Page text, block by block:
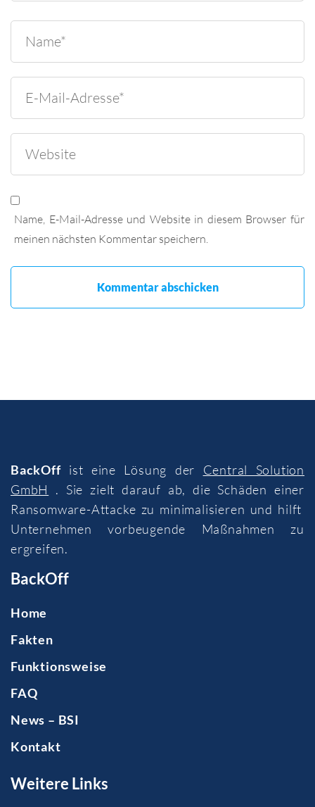
Name, E-Mail-Adresse und Website in diesem Browser für
meinen nächsten Kommentar speichern.
BackOffist eine Lösung der Central Solution
GmbH
. Sie zielt darauf ab, die Schäden einer
Ransomware-Attacke zu minimalisieren und hilft
Unternehmen vorbeugende Maßnahmen zu
ergreifen.
BackOff
Home
Fakten
Funktionsweise
FAQ
News – BSI
Kontakt
Weitere Links